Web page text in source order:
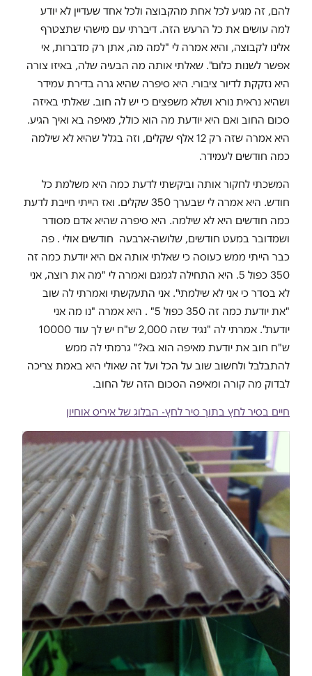
להם, זה מגיע לכל אחת מהקבוצה ולכל אחד שעדיין לא יודע
למה עושים את כל הרעש הזה. דיברתי עם מישהי שתצטרף
אלינו לקבוצה, והיא אמרה לי "למה מה, אתן רק מדברות, אי
אפשר לשנות כלום". שאלתי אותה מה הבעיה שלה, באיזו צורה
היא נזקקת לדיור ציבורי. היא סיפרה שהיא גרה בדירת עמידר
ושהיא נראית נורא ושלא משפצים כי יש לה חוב. שאלתי באיזה
סכום החוב ואם היא יודעת מה הוא כולל, מאיפה בא ואיך הגיע.
היא אמרה שזה רק 12 אלף שקלים, וזה בגלל שהיא לא שילמה
כמה חודשים לעמידר.
המשכתי לחקור אותה וביקשתי לדעת כמה היא משלמת כל
חודש. היא אמרה לי שבערך 350 שקלים. ואז הייתי חייבת לדעת
כמה חודשים היא לא שילמה. היא סיפרה שהיא אדם מסודר
ושמדובר במעט חודשים, שלושה-ארבעה חודשים אולי . פה
כבר הייתי ממש כעוסה כי שאלתי אותה אם היא יודעת כמה זה
350 כפול 5. היא התחילה לגמגם ואמרה לי "מה את רוצה, אני
לא בסדר כי אני לא שילמתי". אני התעקשתי ואמרתי לה שוב
"את יודעת כמה זה 350 כפול 5" . היא אמרה "נו מה אני
יודעת". אמרתי לה "נגיד שזה 2,000 ש"ח יש לך עוד 10000
ש"ח חוב את יודעת מאיפה הוא בא?" גרמתי לה ממש
להתבלבל ולחשוב שוב על הכל ועל זה שאולי היא באמת צריכה
לבדוק מה קורה ומאיפה הסכום הזה של החוב.
חיים בסיר לחץ בתוך סיר לחץ- הבלוג של איריס אוחיון